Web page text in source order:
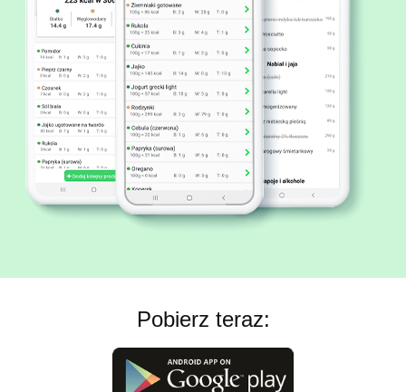
Pobierz teraz: